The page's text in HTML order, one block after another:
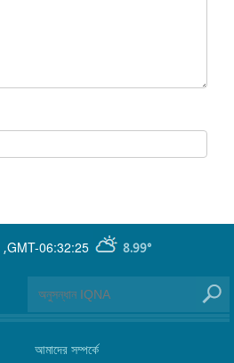
GMT-06:32:25 8.99°
,
আমাদের সম্পর্কে